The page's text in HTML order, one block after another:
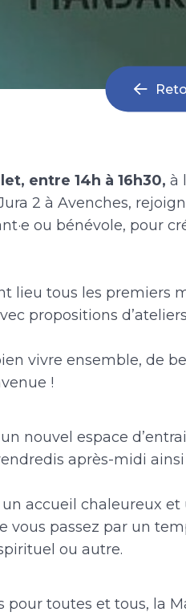
entre 14h à 16h30, à
2 à Avenches,
ou bénévole, pour
lieu tous les premiers
propositions
vivre ensemble, de
!
nouvel espace
après-midi
accueil chaleureux
vous passez par un
ou autre.
pour toutes et tous, la